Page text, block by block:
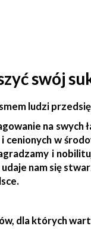
swój
ludzi
na swych
cenionych w
i
nam się
dla których